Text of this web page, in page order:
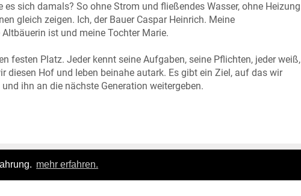
mehr erfahren.
sich damals? So ohne Strom und fließendes Wasser, ohne Heizung
gleich zeigen. Ich, der Bauer Caspar Heinrich. Meine
ist und meine Tochter Marie.
festen Platz. Jeder kennt seine Aufgaben, seine Pflichten, jeder weiß,
diesen Hof und leben beinahe autark. Es gibt ein Ziel, auf das wir
ihn an die nächste Generation weitergeben.